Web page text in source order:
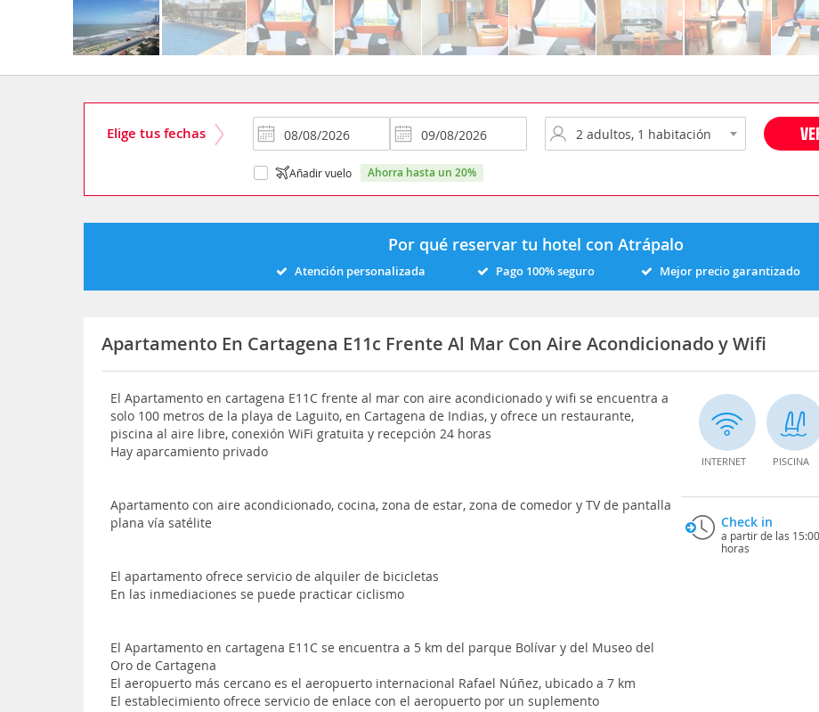
Elige tus fechas
Añadir vuelo ahorra hasta un 20%
Por qué reservar tu hotel con Atrápalo
Atención personalizada Pago 100% seguro Mejor precio garantizado
Apartamento En Cartagena E11c Frente Al Mar Con Aire Acondicionado y Wifi
El Apartamento en cartagena E11C frente al mar con aire acondicionado y wifi se encuentra a
solo 100 metros de la playa de Laguito, en Cartagena de Indias, y ofrece un restaurante,
piscina al aire libre, conexión WiFi gratuita y recepción 24 horas
Hay aparcamiento privado
Apartamento con aire acondicionado, cocina, zona de estar, zona de comedor y TV de pantalla
plana vía satélite
El apartamento ofrece servicio de alquiler de bicicletas
En las inmediaciones se puede practicar ciclismo
El Apartamento en cartagena E11C se encuentra a 5 km del parque Bolívar y del Museo del
Oro de Cartagena
El aeropuerto más cercano es el aeropuerto internacional Rafael Núñez, ubicado a 7 km
El establecimiento ofrece servicio de enlace con el aeropuerto por un suplemento
INTERNET PISCINA
Check in
a partir de las 15:00
horas